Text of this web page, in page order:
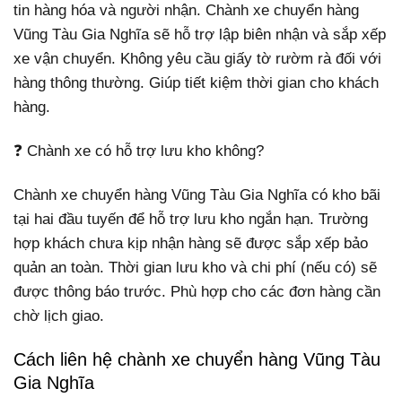
tin hàng hóa và người nhận. Chành xe chuyển hàng
Vũng Tàu Gia Nghĩa sẽ hỗ trợ lập biên nhận và sắp xếp
xe vận chuyển. Không yêu cầu giấy tờ rườm rà đối với
hàng thông thường. Giúp tiết kiệm thời gian cho khách
hàng.
❓ Chành xe có hỗ trợ lưu kho không?
Chành xe chuyển hàng Vũng Tàu Gia Nghĩa có kho bãi
tại hai đầu tuyến để hỗ trợ lưu kho ngắn hạn. Trường
hợp khách chưa kịp nhận hàng sẽ được sắp xếp bảo
quản an toàn. Thời gian lưu kho và chi phí (nếu có) sẽ
được thông báo trước. Phù hợp cho các đơn hàng cần
chờ lịch giao.
Cách liên hệ chành xe chuyển hàng Vũng Tàu
Gia Nghĩa